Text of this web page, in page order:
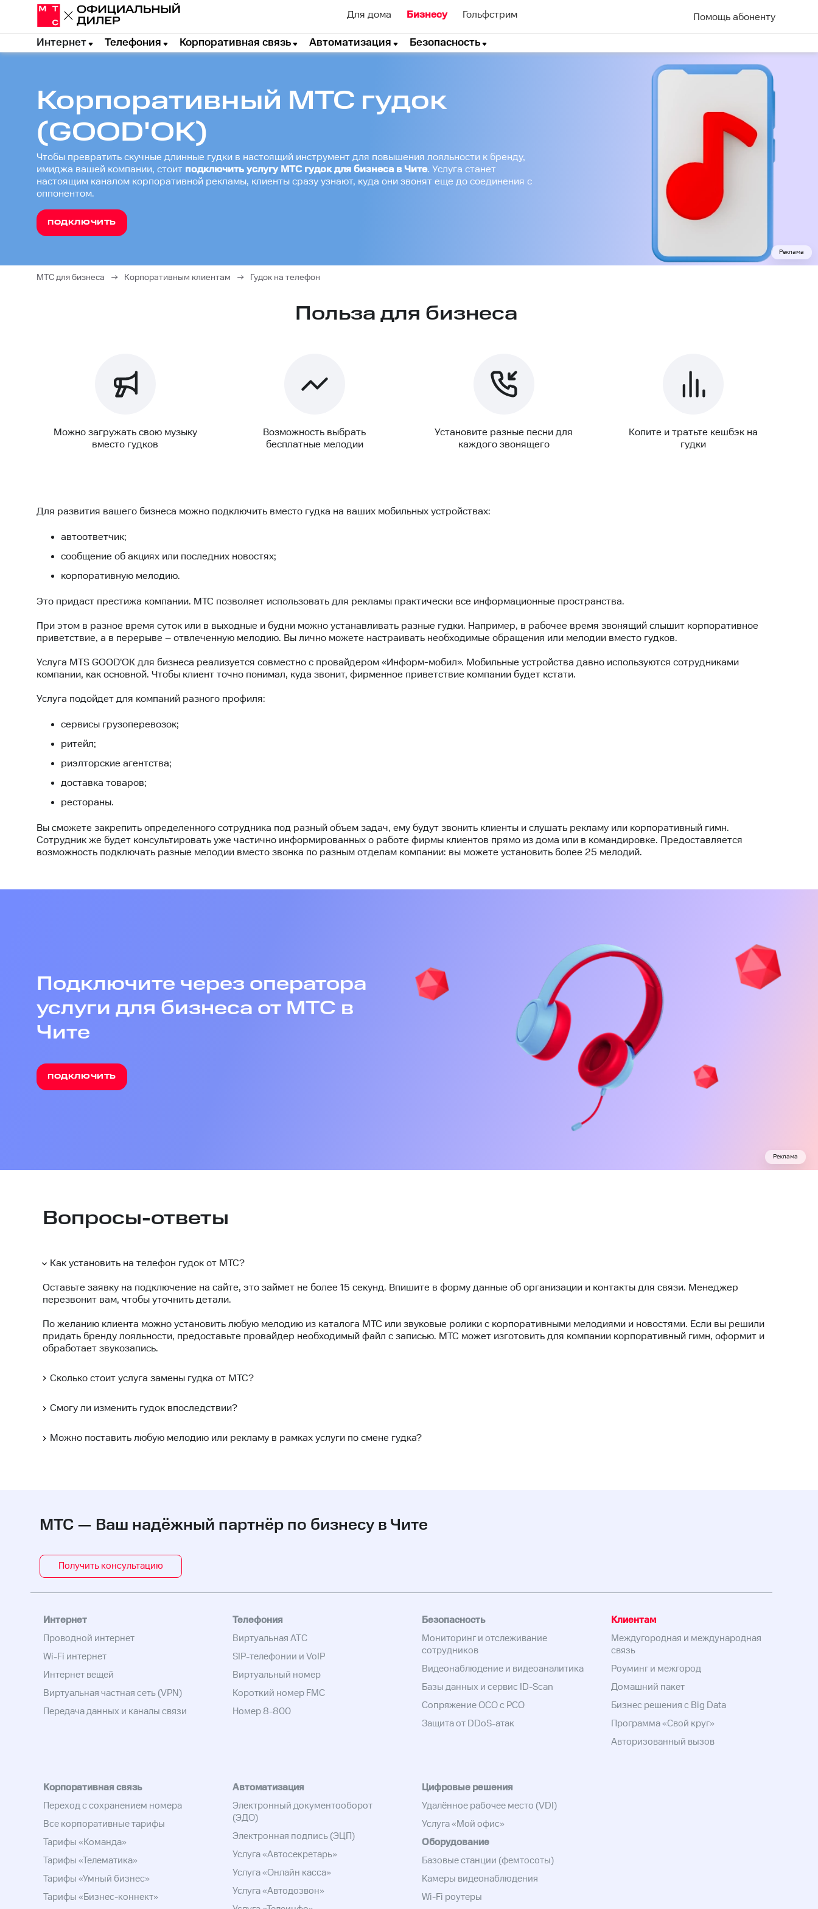
Для дома Бизнесу Гольфстрим Помощь абоненту
Интернет Телефония Корпоративная связь Автоматизация Безопасность
Корпоративный МТС гудок
(GOOD'OK)
Чтобы превратить скучные длинные гудки в настоящий инструмент для повышения лояльности к бренду,
имиджа вашей компании, стоит подключить услугу МТС гудок для бизнеса в Чите. Услуга станет
настоящим каналом корпоративной рекламы, клиенты сразу узнают, куда они звонят еще до соединения с
оппонентом.
ПОДКЛЮЧИТЬ
Реклама
МТС для бизнеса → Корпоративным клиентам → Гудок на телефон
Польза для бизнеса
Можно загружать свою музыку
вместо гудков
Возможность выбрать
бесплатные мелодии
Установите разные песни для
каждого звонящего
Копите и тратьте кешбэк на
гудки
Для развития вашего бизнеса можно подключить вместо гудка на ваших мобильных устройствах:
автоответчик;
сообщение об акциях или последних новостях;
корпоративную мелодию.
Это придаст престижа компании. МТС позволяет использовать для рекламы практически все информационные пространства.
При этом в разное время суток или в выходные и будни можно устанавливать разные гудки. Например, в рабочее время звонящий слышит корпоративное
приветствие, а в перерыве – отвлеченную мелодию. Вы лично можете настраивать необходимые обращения или мелодии вместо гудков.
Услуга MTS GOOD'OK для бизнеса реализуется совместно с провайдером «Информ-мобил». Мобильные устройства давно используются сотрудниками
компании, как основной. Чтобы клиент точно понимал, куда звонит, фирменное приветствие компании будет кстати.
Услуга подойдет для компаний разного профиля:
сервисы грузоперевозок;
ритейл;
риэлторские агентства;
доставка товаров;
рестораны.
Вы сможете закрепить определенного сотрудника под разный объем задач, ему будут звонить клиенты и слушать рекламу или корпоративный гимн.
Сотрудник же будет консультировать уже частично информированных о работе фирмы клиентов прямо из дома или в командировке. Предоставляется
возможность подключать разные мелодии вместо звонка по разным отделам компании: вы можете установить более 25 мелодий.
Подключите через оператора
услуги для бизнеса от МТС в
Чите
ПОДКЛЮЧИТЬ
Реклама
Вопросы-ответы
Как установить на телефон гудок от МТС?
Оставьте заявку на подключение на сайте, это займет не более 15 секунд. Впишите в форму данные об организации и контакты для связи. Менеджер
перезвонит вам, чтобы уточнить детали.
По желанию клиента можно установить любую мелодию из каталога МТС или звуковые ролики с корпоративными мелодиями и новостями. Если вы решили
придать бренду лояльности, предоставьте провайдер необходимый файл с записью. МТС может изготовить для компании корпоративный гимн, оформит и
обработает звукозапись.
Сколько стоит услуга замены гудка от МТС?
Смогу ли изменить гудок впоследствии?
Можно поставить любую мелодию или рекламу в рамках услуги по смене гудка?
МТС — Ваш надёжный партнёр по бизнесу в Чите
Получить консультацию
Интернет
Проводной интернет
Wi-Fi интернет
Интернет вещей
Виртуальная частная сеть (VPN)
Передача данных и каналы связи
Телефония
Виртуальная АТС
SIP-телефонии и VoIP
Виртуальный номер
Короткий номер FMC
Номер 8-800
Безопасность
Мониторинг и отслеживание
сотрудников
Видеонаблюдение и видеоаналитика
Базы данных и сервис ID-Scan
Сопряжение ОСО с РСО
Защита от DDoS-атак
Клиентам
Междугородная и международная
связь
Роуминг и межгород
Домашний пакет
Бизнес решения с Big Data
Программа «Свой круг»
Авторизованный вызов
Корпоративная связь
Переход с сохранением номера
Все корпоративные тарифы
Тарифы «Команда»
Тарифы «Телематика»
Тарифы «Умный бизнес»
Тарифы «Бизнес-коннект»
Автоматизация
Электронный документооборот
(ЭДО)
Электронная подпись (ЭЦП)
Услуга «Автосекретарь»
Услуга «Онлайн касса»
Услуга «Автодозвон»
Цифровые решения
Удалённое рабочее место (VDI)
Услуга «Мой офис»
Оборудование
Базовые станции (фемтосоты)
Камеры видеонаблюдения
Wi-Fi роутеры